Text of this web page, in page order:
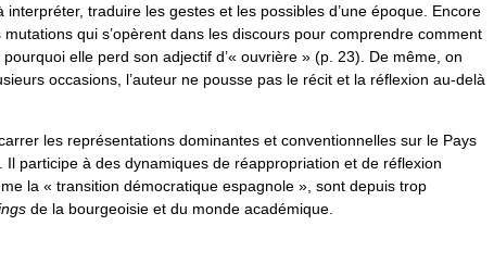
interpréter, traduire les gestes et les possibles d’une époque. Encore
qui s’opèrent dans les discours pour comprendre comment
pourquoi elle perd son adjectif d’« ouvrière » (p. 23). De même, on
occasions, l’auteur ne pousse pas le récit et la réflexion au-delà
les représentations dominantes et conventionnelles sur le Pays
participe à des dynamiques de réappropriation et de réflexion
la « transition démocratique espagnole », sont depuis trop
de la bourgeoisie et du monde académique.